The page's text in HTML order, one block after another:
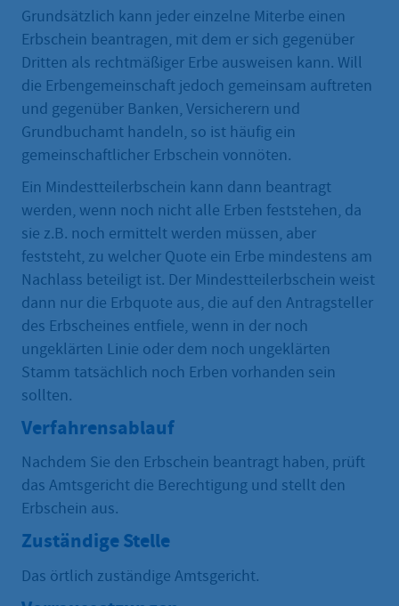
Grundsätzlich kann jeder einzelne Miterbe einen
Erbschein beantragen, mit dem er sich gegenüber
Dritten als rechtmäßiger Erbe ausweisen kann. Will
die Erbengemeinschaft jedoch gemeinsam auftreten
und gegenüber Banken, Versicherern und
Grundbuchamt handeln, so ist häufig ein
gemeinschaftlicher Erbschein vonnöten.
Ein Mindestteilerbschein kann dann beantragt
werden, wenn noch nicht alle Erben feststehen, da
sie z.B. noch ermittelt werden müssen, aber
feststeht, zu welcher Quote ein Erbe mindestens am
Nachlass beteiligt ist. Der Mindestteilerbschein weist
dann nur die Erbquote aus, die auf den Antragsteller
des Erbscheines entfiele, wenn in der noch
ungeklärten Linie oder dem noch ungeklärten
Stamm tatsächlich noch Erben vorhanden sein
sollten.
Verfahrensablauf
Nachdem Sie den Erbschein beantragt haben, prüft
das Amtsgericht die Berechtigung und stellt den
Erbschein aus.
Zuständige Stelle
Das örtlich zuständige Amtsgericht.